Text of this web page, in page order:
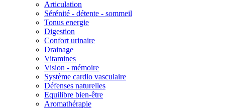
Articulation
Sérénité - détente - sommeil
Tonus energie
Digestion
Confort urinaire
Drainage
Vitamines
Vision - mémoire
Système cardio vasculaire
Défenses naturelles
Equilibre bien-être
Aromathérapie